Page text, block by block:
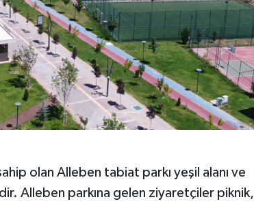
olan Alleben tabiat parkı yeşil alanı ve
Alleben parkına gelen ziyaretçiler piknik,